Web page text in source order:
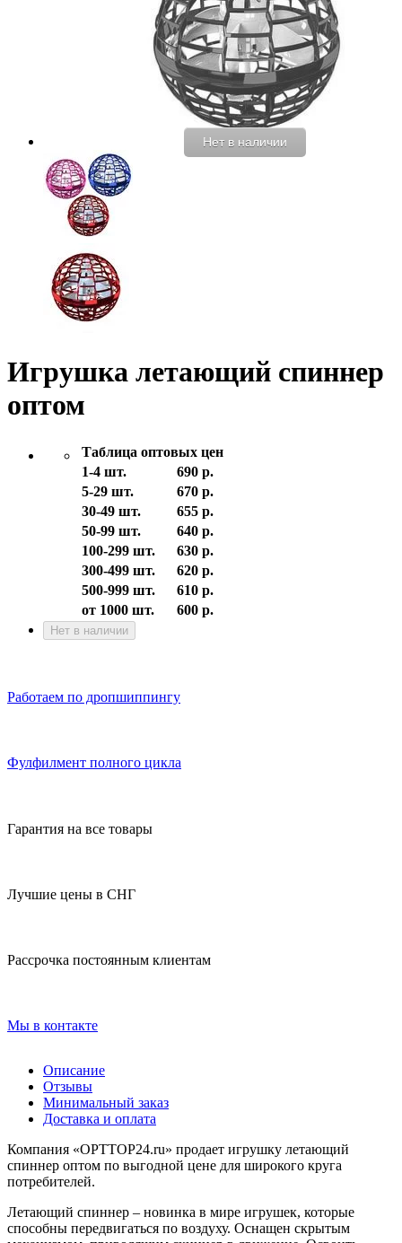
Нет в наличии
Игрушка летающий спиннер
оптом
Таблица оптовых цен
1-4 шт.
690 р.
5-29 шт.
670 р.
30-49 шт.
655 р.
50-99 шт.
640 р.
100-299 шт.
630 р.
300-499 шт.
620 р.
500-999 шт.
610 р.
от 1000 шт.
600 р.
Нет в наличии
Работаем по дропшиппингу
Фулфилмент полного цикла
Гарантия на все товары
Лучшие цены в СНГ
Рассрочка постоянным клиентам
Мы в контакте
Описание
Отзывы
Минимальный заказ
Доставка и оплата
Компания «OPTTOP24.ru» продает игрушку летающий
спиннер оптом по выгодной цене для широкого круга
потребителей.
Летающий спиннер – новинка в мире игрушек, которые
способны передвигаться по воздуху. Оснащен скрытым